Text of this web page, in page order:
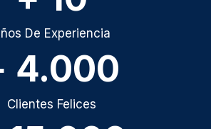
De Experiencia
4.000
Clientes Felices